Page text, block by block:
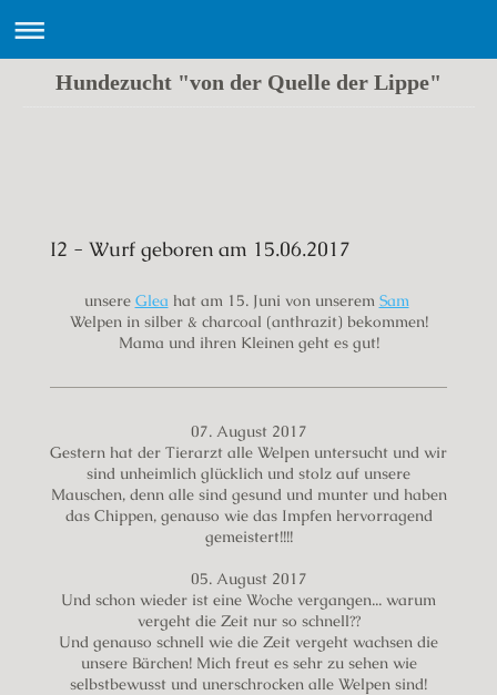
Hundezucht "von der Quelle der Lippe"
I2 - Wurf geboren am 15.06.2017
unsere Glea hat am 15. Juni von unserem Sam
Welpen in silber & charcoal (anthrazit) bekommen!
Mama und ihren Kleinen geht es gut!
07. August 2017
Gestern hat der Tierarzt alle Welpen untersucht und wir
sind unheimlich glücklich und stolz auf unsere
Mauschen, denn alle sind gesund und munter und haben
das Chippen, genauso wie das Impfen hervorragend
gemeistert!!!!
05. August 2017
Und schon wieder ist eine Woche vergangen... warum
vergeht die Zeit nur so schnell??
Und genauso schnell wie die Zeit vergeht wachsen die
unsere Bärchen! Mich freut es sehr zu sehen wie
selbstbewusst und unerschrocken alle Welpen sind!